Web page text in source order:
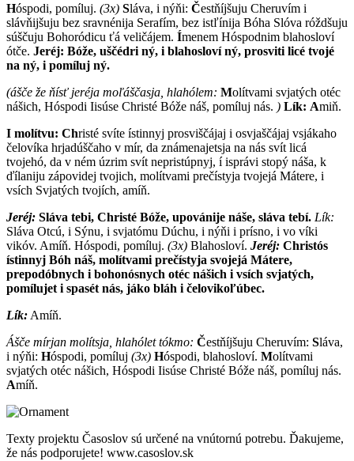
Hóspodi, pomíluj. (3x) Sláva, i nýňi: Čestňíjšuju Cheruvím i
slávňijšuju bez sravnénija Serafím, bez istľínija Bóha Slóva róždšuju
súščuju Bohoródicu ťá veličájem. Ímenem Hóspodnim blahosloví
ótče. Jeréj: Bóže, uščédri ný, i blahosloví ný, prosviti licé tvojé
na ný, i pomíluj ný.
(ášče že ňísť jeréja moľáščasja, hlahólem: Molítvami svjatých otéc
nášich, Hóspodi Iisúse Christé Bóže náš, pomíluj nás. ) Lík: Amiň.
I molítvu: Christé svíte ístinnyj prosviščájaj i osvjaščájaj vsjákaho
čelovíka hrjadúščaho v mír, da známenajetsja na nás svít licá
tvojehó, da v ném úzrim svít nepristúpnyj, í isprávi stopý náša, k
ďílaniju zápovidej tvojich, molítvami prečístyja tvojejá Mátere, i
vsích Svjatých tvojích, amíň.
Jeréj: Sláva tebi, Christé Bóže, upovánije náše, sláva tebí. Lík:
Sláva Otcú, i Sýnu, i svjatómu Dúchu, i nýňi i prísno, i vo víki
vikóv. Amíň. Hóspodi, pomíluj. (3x) Blahosloví. Jeréj: Christós
ístinnyj Bóh náš, molítvami prečístyja svojejá Mátere,
prepodóbnych i bohonósnych otéc nášich i vsích svjatých,
pomílujet i spasét nás, jáko bláh i čelovikoľúbec.
Lík: Amíň.
Ášče mírjan molítsja, hlahólet tókmo: Čestňíjšuju Cheruvím: Sláva,
i nýňi: Hóspodi, pomíluj (3x) Hóspodi, blahosloví. Molítvami
svjatých otéc nášich, Hóspodi Iisúse Christé Bóže náš, pomíluj nás.
Amíň.
Texty projektu Časoslov sú určené na vnútornú potrebu. Ďakujeme,
že nás podporujete! www.casoslov.sk